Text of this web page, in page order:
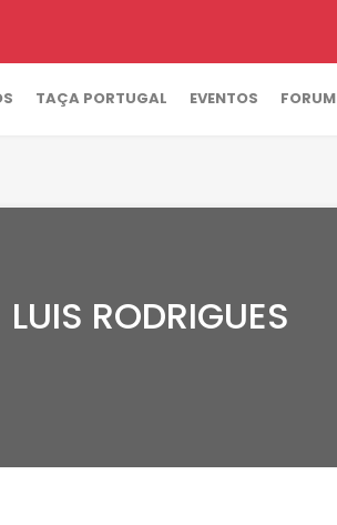
TAÇA PORTUGAL EVENTOS FORUM
LUIS RODRIGUES